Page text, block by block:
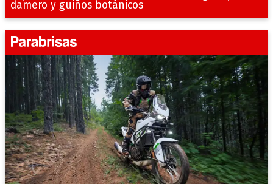
damero y guiños botánicos